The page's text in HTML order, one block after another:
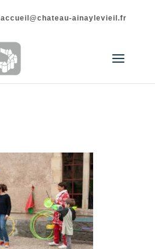
accueil@chateau-ainaylevieil.fr